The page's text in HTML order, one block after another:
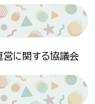
に関する協議会